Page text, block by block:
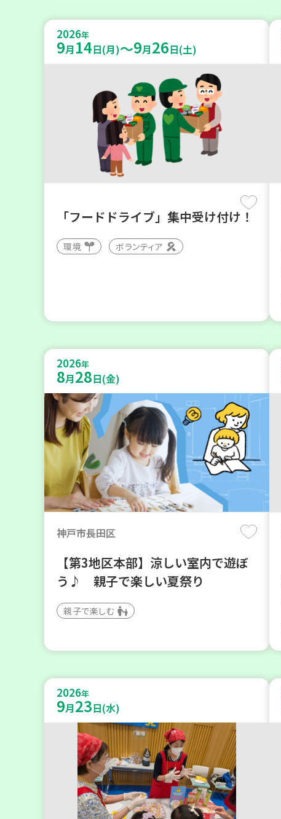
2026年
9月 14日(月)～9月26日(土)
「フードドライブ」集中受け付け！
環境 ボランティア
2026年
8月28日(金)
神戸市長田区
【第3地区本部】涼しい室内で遊ぼ
う♪ 親子で楽しい夏祭り
親子で楽しむ
2026年
9月23日(水)